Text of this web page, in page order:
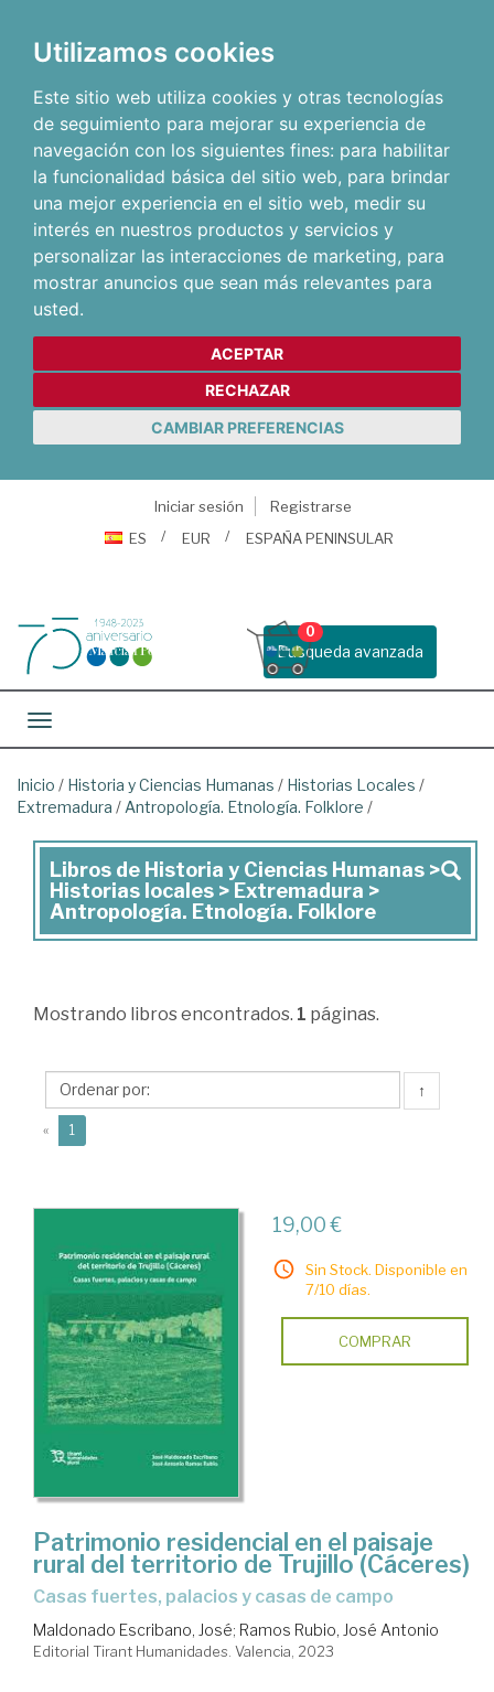
Utilizamos cookies
Este sitio web utiliza cookies y otras tecnologías
de seguimiento para mejorar su experiencia de
navegación con los siguientes fines: para habilitar
la funcionalidad básica del sitio web, para brindar
una mejor experiencia en el sitio web, medir su
interés en nuestros productos y servicios y
personalizar las interacciones de marketing, para
mostrar anuncios que sean más relevantes para
usted.
ACEPTAR
RECHAZAR
CAMBIAR PREFERENCIAS
Iniciar sesión
Registrarse
ES
EUR ESPAÑA PENINSULAR
Busqueda avanzada
0
Toggle navigation
Inicio / Historia y Ciencias Humanas / Historias Locales /
Extremadura / Antropología. Etnología. Folklore /
Libros
de
Historia
Ciencias
>
Historias
locales
Extremadura
Antropología.
Etnología.
Folklore
Libros de Historia y Ciencias Humanas >
Historias locales > Extremadura >
Antropología. Etnología. Folklore
Mostrando libros encontrados. 1 páginas.
↑
« 1
19,00 €
Sin Stock. Disponible en
7/10 días.
COMPRAR
Patrimonio residencial en el paisaje
rural del territorio de Trujillo (Cáceres)
Casas fuertes, palacios y casas de campo
Maldonado Escribano, José; Ramos Rubio, José Antonio
Editorial Tirant Humanidades. Valencia, 2023